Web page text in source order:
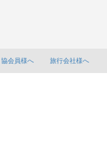
協会員様へ 旅行会社様へ